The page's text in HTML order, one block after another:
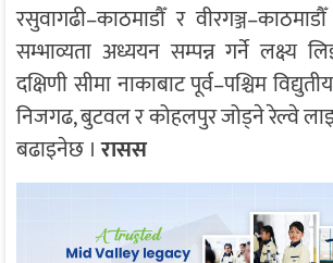
रसुवागढी–काठमाडौँ र
सम्भाव्यता अध्ययन सम्पन्न गर्ने लक्ष्य
दक्षिणी सीमा नाकाबाट पूर्व–पश्चिम
निजगढ, बुटवल र कोहलपुर जोड्ने रेल्वे
बढाइनेछ ।रासस